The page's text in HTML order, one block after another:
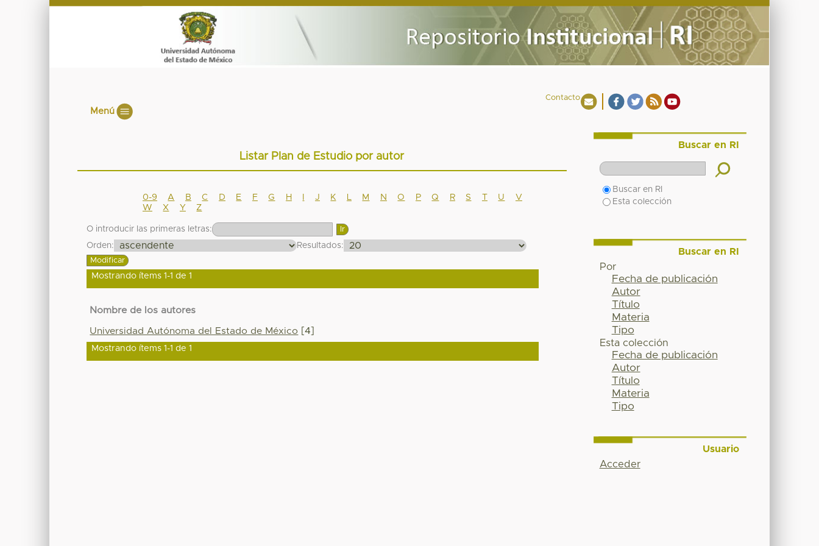
Contacto
Menú
Listar Plan de Estudio por autor
0-9 A B C D E F G H J K M N O P Q R S T U
V
W
X Y Z
O introducir las primeras letras:
Orden:
Resultados:
Mostrando ítems 1-1 de 1
Nombre de los autores
Universidad Autónoma del Estado de México [4]
Mostrando ítems 1-1 de 1
Buscar en RI
Buscar en RI
Esta colección
Buscar en RI
Por
Fecha de publicación
Autor
Título
Materia
Tipo
Esta colección
Fecha de publicación
Autor
Título
Materia
Tipo
Usuario
Acceder